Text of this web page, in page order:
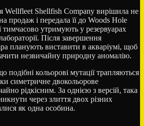
Wellfleet Shellfish Company вирішила не
продаж і передала її до Woods Hole
тимчасово утримують у резервуарах
Після завершення
планують виставити в акваріумі, щоб
незвичайну природну аномалію.
кольорові мутації трапляються
симетричне двокольорове
рідкісним. За однією з версій, така
через злиття двох різних
як одна особина.